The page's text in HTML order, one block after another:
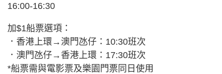
16:00-16:30
加$1船票選項：
．香港上環→澳門氹仔：10:30班次
．澳門氹仔→香港上環：17:30班次
*船票需與電影票及樂園門票同日使用